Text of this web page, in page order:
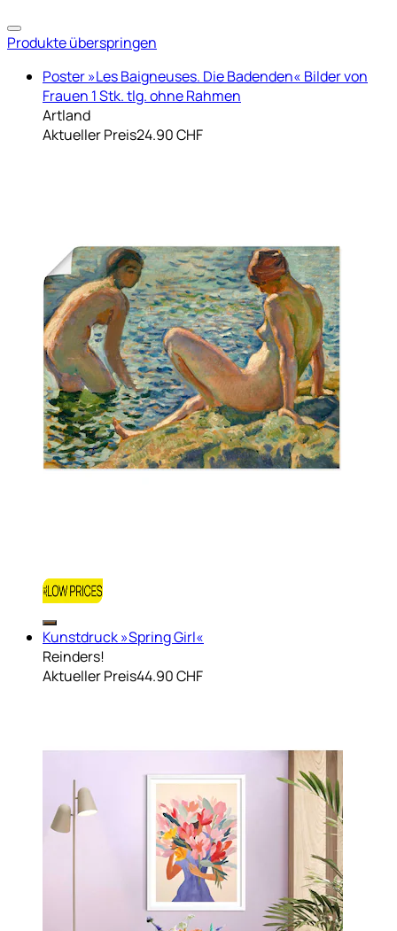
Produkte überspringen
Poster »Les Baigneuses. Die Badenden« Bilder von
Frauen 1 Stk. tlg. ohne Rahmen
Artland
Aktueller Preis24.90 CHF
Kunstdruck »Spring Girl«
Reinders!
Aktueller Preis44.90 CHF